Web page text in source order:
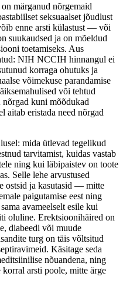
märganud nõrgemaid
seksuaalset jõudlust
enne arsti külastust — või
suukaudsed ja on mõeldud
toetamiseks. Aus
NIH NCCIH hinnangul ei
korraga ohutuks ja
võimekuse parandamise
või tehtud
kuni mõõdukad
aitab eristada need nõrgad
mida ütlevad tegelikud
tarvitamist, kuidas vastab
ning kui läbipaistev on toote
Selle lehe arvustused
ostsid ja kasutasid — mitte
paigutamise eest ning
avameelselt esile kui
oluline. Erektsioonihäired on
diabeedi või muude
turg on täis võltsitud
Käsitage seda
nõuandena, ning
arsti poole, mitte ärge